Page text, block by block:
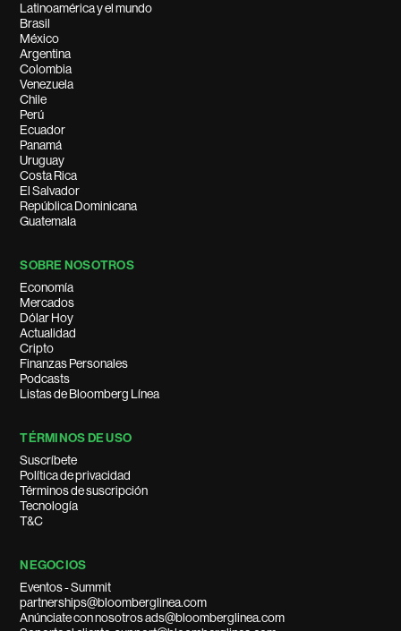
Latinoamérica y el mundo
Brasil
México
Argentina
Colombia
Venezuela
Chile
Perú
Ecuador
Panamá
Uruguay
Costa Rica
El Salvador
República Dominicana
Guatemala
SOBRE NOSOTROS
Economía
Mercados
Dólar Hoy
Actualidad
Cripto
Finanzas Personales
Podcasts
Listas de Bloomberg Línea
TÉRMINOS DE USO
Suscríbete
Política de privacidad
Términos de suscripción
Tecnología
T&C
NEGOCIOS
Eventos - Summit
partnerships@bloomberglinea.com
Anúnciate con nosotros ads@bloomberglinea.com